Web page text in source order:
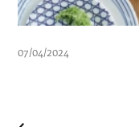
07/04/2024